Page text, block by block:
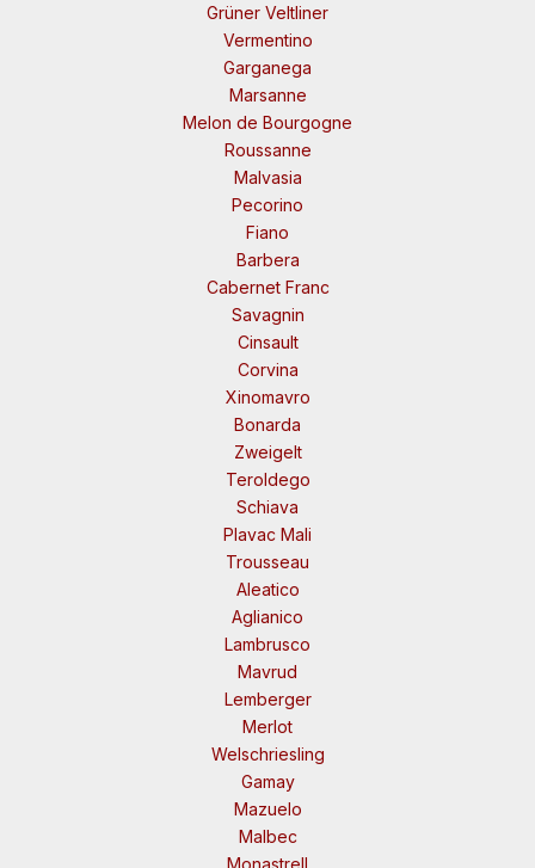
Grüner Veltliner
Vermentino
Garganega
Marsanne
Melon de Bourgogne
Roussanne
Malvasia
Pecorino
Fiano
Barbera
Cabernet Franc
Savagnin
Cinsault
Corvina
Xinomavro
Bonarda
Zweigelt
Teroldego
Schiava
Plavac Mali
Trousseau
Aleatico
Aglianico
Lambrusco
Mavrud
Lemberger
Merlot
Welschriesling
Gamay
Mazuelo
Malbec
Monastrell